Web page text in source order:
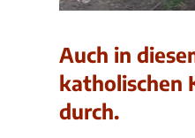
Auch in
katholischen
durch.